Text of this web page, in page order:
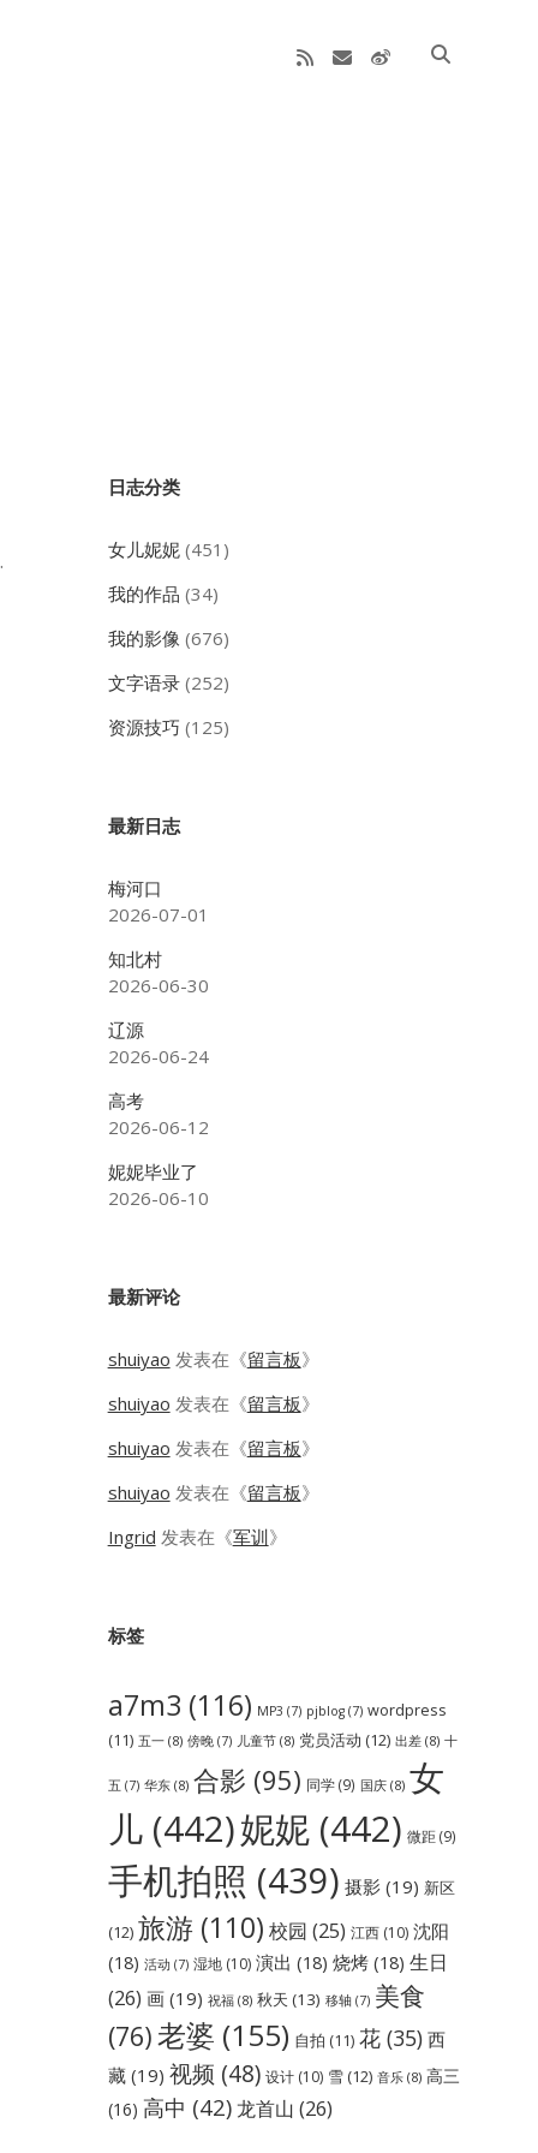
rss emailweibo
Sidebar
日志分类
女儿妮妮(451)
我的作品 (34)
我的影像 (676)
文字语录(252)
资源技巧 (125)
最新日志
梅河口
2026-07-01
知北村
2026-06-30
辽源
2026-06-24
高考
2026-06-12
妮妮毕业了
2026-06-10
最新评论
shuiyao 发表在《留言板》
shuiyao 发表在《留言板》
shuiyao 发表在《留言板》
shuiyao 发表在《留言板》
Ingrid 发表在《军训》
标签
a7m3 (116) MP3 (7) pjblog(7) wordpress
(11) 五一(8) 傍晚(7) 儿童节(8) 党员活动 (12) 出差(8) 十
五 (7) 华东(8) 合影 (95) 同学(9) 国庆(8) 女
儿(442)妮妮(442) 微距(9)
手机拍照 (439) 摄影(19) 新区
(12) 旅游(110) 校园 (25) 江西(10) 沈阳
(18) 活动 (7) 湿地(10) 演出 (18) 烧烤(18) 生日
(26) 画(19) 祝福(8) 秋天 (13) 移轴(7) 美食
(76)老婆 (155) 自拍 (11) 花(35) 西
藏(19) 视频 (48) 设计(10) 雪(12) 音乐(8) 高三
(16) 高中 (42)龙首山 (26)